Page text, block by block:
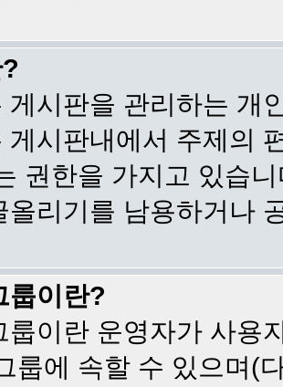
게시판을 관리하는 개
게시판내에서 주제의
권한을 가지고 있습
올리기를 남용하거나
룹이란?
룹이란 운영자가 사용
룹에 속할 수 있으며(